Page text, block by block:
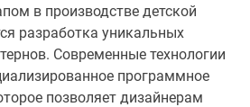
в производстве детской
разработка уникальных
Современные технологии
программное
позволяет дизайнерам